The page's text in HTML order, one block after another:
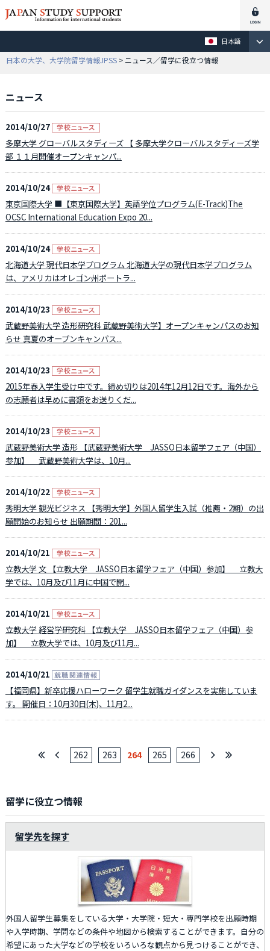
日本語
日本の大学、大学院留学情報JPSS > ニュース／留学に役立つ情報
ニュース
2014/10/27
多摩大学 グローバルスタディーズ 【 多摩大学クローバルスタディーズ学
部 １１月開催オープンキャンパ...
2014/10/24
東京国際大学 ■【東京国際大学】英語学位プログラム(E-Track)The
OCSC International Education Expo 20...
2014/10/24
北海道大学 現代日本学プログラム 北海道大学の現代日本学プログラム
は、アメリカはオレゴン州ポートラ...
2014/10/23
武蔵野美術大学 造形研究科 武蔵野美術大学】オープンキャンパスのお知
らせ 真夏のオープンキャンパス...
2014/10/23
2015年春入学生受け中です。締め切りは2014年12月12日です。海外から
の志願者は早めに書類をお送りくだ...
2014/10/23
武蔵野美術大学 造形 【武蔵野美術大学 JASSO日本留学フェア（中国）
参加】 武蔵野美術大学は、10月...
2014/10/22
秀明大学 観光ビジネス 【秀明大学】外国人留学生入試（推薦・2期）の出
願開始のお知らせ 出願期間：201...
2014/10/21
立教大学 文 【立教大学 JASSO日本留学フェア（中国）参加】 立教大
学では、10月及び11月に中国で開...
2014/10/21
立教大学 経営学研究科 【立教大学 JASSO日本留学フェア（中国）参
加】 立教大学では、10月及び11月...
2014/10/21
【福岡県】新卒応援ハローワーク 留学生就職ガイダンスを実施していま
す。 開催日：10月30日(木)、11月2...
262 263 264 265 266
留学に役立つ情報
留学先を探す
外国人留学生募集をしている大学・大学院・短大・専門学校を出願時期
や入学時期、学問などの条件や地図から検索することができます。自分の
希望にあった大学などの学校をいろいろな観点から見つけることができ、